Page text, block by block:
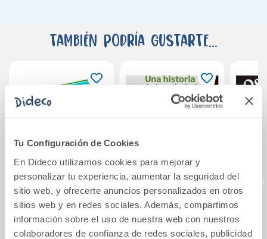
Tu Configuración de Cookies
En Dideco utilizamos cookies para mejorar y
personalizar tu experiencia, aumentar la seguridad del
sitio web, y ofrecerte anuncios personalizados en otros
sitios web y en redes sociales. Además, compartimos
información sobre el uso de nuestra web con nuestros
colaboradores de confianza de redes sociales, publicidad
También podría gustarte...
Insectos
Una historia de la
soledad
En la